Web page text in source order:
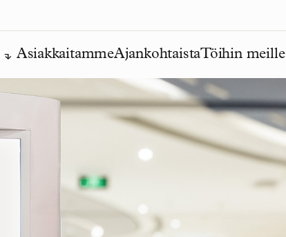
AsiakkaitammeAjankohtaistaTöihin meille